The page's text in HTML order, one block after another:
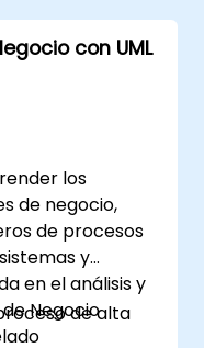
las soluciones
del
asegurar la
de
son
acordes
con UML
los
de negocio,
de procesos
y
en el análisis y
Negociode alta